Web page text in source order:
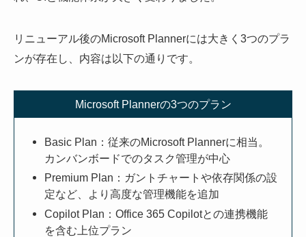
リニューアル後のMicrosoft Plannerには大きく3つのプラ
ンが存在し、内容は以下の通りです。
Microsoft Plannerの3つのプラン
Basic Plan：従来のMicrosoft Plannerに相当。
カンバンボードでのタスク管理が中心
Premium Plan：ガントチャートや依存関係の設
定など、より高度な管理機能を追加
Copilot Plan：Office 365 Copilotとの連携機能
を含む上位プラン